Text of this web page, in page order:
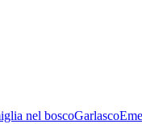
nel boscoGarlasco